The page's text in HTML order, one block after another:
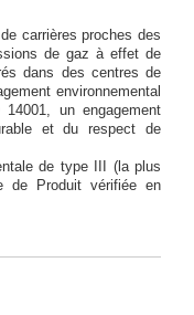
carrières proches des
de gaz à effet de
dans des centres de
environnemental
un engagement
et du respect de
de type III (la plus
de Produit vérifiée en